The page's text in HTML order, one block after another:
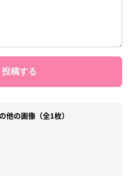
他の画像（全1枚）